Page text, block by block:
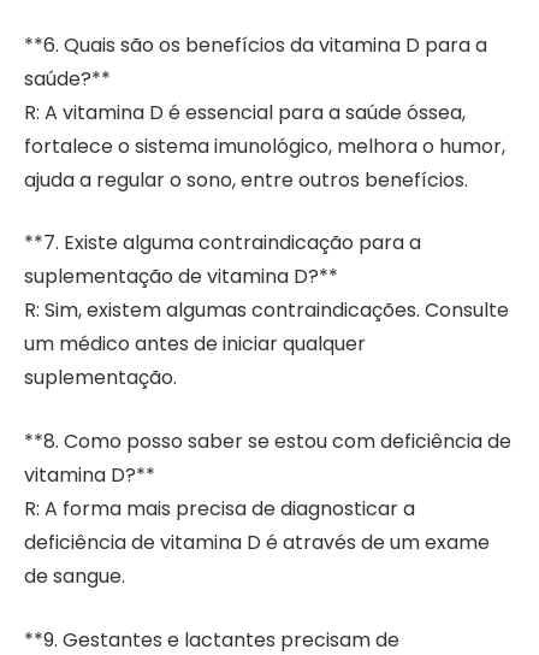
**6. Quais são os benefícios da vitamina D para a
saúde?**
R: A vitamina D é essencial para a saúde óssea,
fortalece o sistema imunológico, melhora o humor,
ajuda a regular o sono, entre outros benefícios.
**7. Existe alguma contraindicação para a
suplementação de vitamina D?**
R: Sim, existem algumas contraindicações. Consulte
um médico antes de iniciar qualquer
suplementação.
**8. Como posso saber se estou com deficiência de
vitamina D?**
R: A forma mais precisa de diagnosticar a
deficiência de vitamina D é através de um exame
de sangue.
**9. Gestantes e lactantes precisam de